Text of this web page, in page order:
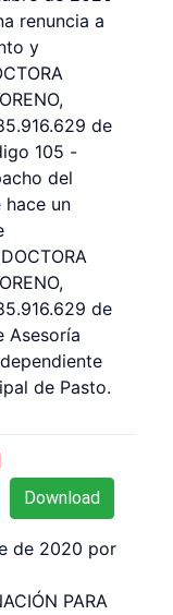
renuncia a
y
de
105 -
del
hace un
de
Asesoría
de Pasto.
Download
de 2020 por
PARA